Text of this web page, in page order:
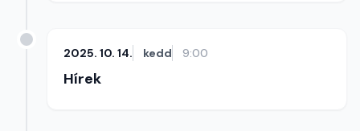
2025. 10. 14. kedd 9:00
Hírek